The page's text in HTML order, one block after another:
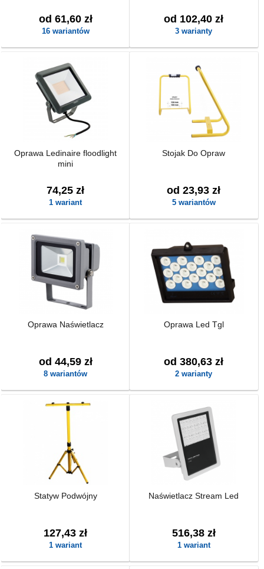
od 61,60 zł
16 wariantów
od 102,40 zł
3 warianty
Oprawa Ledinaire floodlight
mini
74,25 zł
1 wariant
Stojak Do Opraw
od 23,93 zł
5 wariantów
Oprawa Naświetlacz
od 44,59 zł
8 wariantów
Oprawa Led Tgl
od 380,63 zł
2 warianty
Statyw Podwójny
127,43 zł
1 wariant
Naświetlacz Stream Led
516,38 zł
1 wariant